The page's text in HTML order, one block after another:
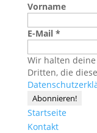
Vorname
E-Mail *
Wir halten
Dritten, die
Startseite
Kontakt